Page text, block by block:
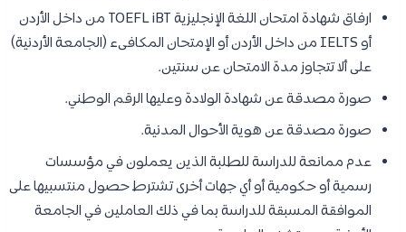
ارفاق شهادة امتحان اللغة الإنجليزية TOEFL iBT من داخل الأردن
أو IELTS من داخل الأردن أو الإمتحان المكافىء (الجامعة الأردنية)
على ألا تتجاوز مدة الامتحان عن سنتين.
صورة مصدقة عن شهادة الولادة وعليها الرقم الوطني.
صورة مصدقة عن هوية الأحوال المدنية.
عدم ممانعة للدراسة للطلبة الذين يعملون في مؤسسات
رسمية أو حكومية أو أي جهات أخرى تشترط حصول منتسبيها على
الموافقة المسبقة للدراسة بما في ذلك العاملين في الجامعة